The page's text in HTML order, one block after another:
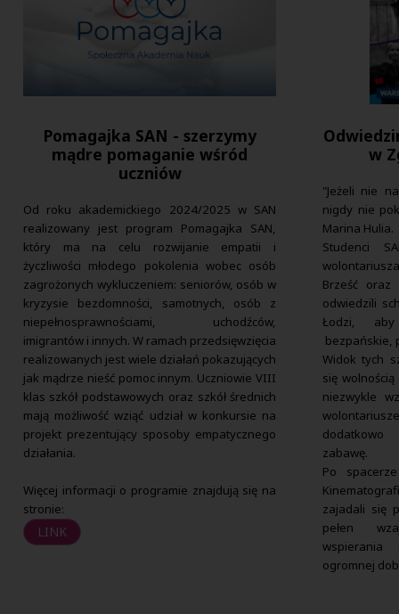
Pomagajka SAN - szerzymy
mądre pomaganie wśród
uczniów
Od roku akademickiego 2024/2025 w SAN
realizowany jest program Pomagajka SAN,
który ma na celu rozwijanie empatii i
życzliwości młodego pokolenia wobec osób
zagrożonych wykluczeniem: seniorów, osób w
kryzysie bezdomności, samotnych, osób z
niepełnosprawnościami, uchodźców,
imigrantów i innych. W ramach przedsięwzięcia
realizowanych jest wiele działań pokazujących
jak mądrze nieść pomoc innym. Uczniowie VIII
klas szkół podstawowych oraz szkół średnich
mają możliwość wziąć udział w konkursie na
projekt prezentujący sposoby empatycznego
działania.
Więcej informacji o programie znajdują się na
stronie:
LINK
w
"Jeżeli nie
nigdy nie
Marina Hulia.
Studenci
Brześć oraz
odwiedzili
Łodzi,
bezpańskie,
Widok tych
się
niezwykle
dodatkowo
zabawę.
Po
zajadali się
pełen
ogromnej